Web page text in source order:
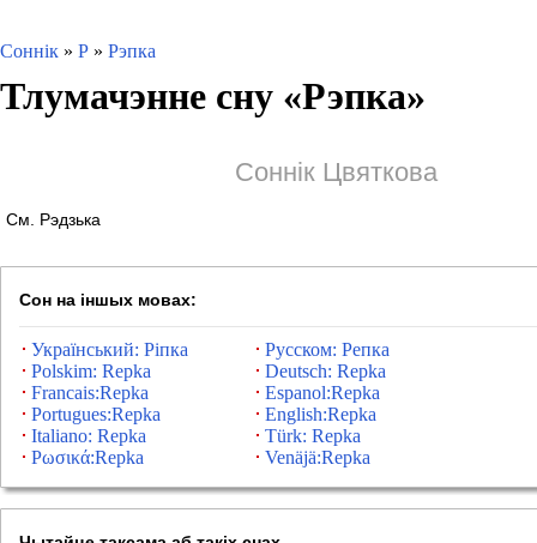
Соннік » Р » Рэпка
Тлумачэнне сну «Рэпка»
Соннік Цвяткова
См. Рэдзька
Сон на іншых мовах:
Український: Ріпка
Русском: Репка
Polskim: Repka
Deutsch: Repka
Francais:Repka
Espanol:Repka
Portugues:Repka
English:Repka
Italiano: Repka
Türk: Repka
Ρωσικά:Repka
Venäjä:Repka